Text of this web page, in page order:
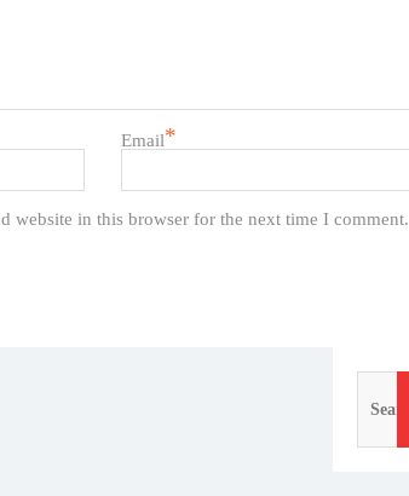
Email*
website in this browser for the next time I comment.